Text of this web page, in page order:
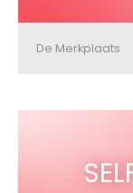
De Merkplaats